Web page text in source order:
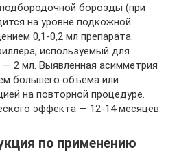
борозды (при
на уровне подкожной
0,1-0,2 мл препарата.
используемый для
2 мл. Выявленная асимметрия
большего объема или
на повторной процедуре.
эффекта — 12-14 месяцев.
по применению